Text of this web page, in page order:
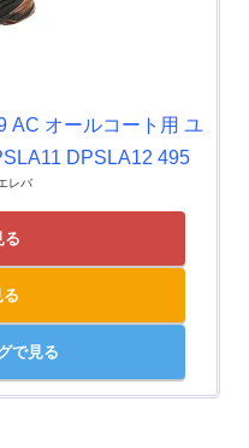
AC オールコート用 ユ
DPSLA12 495
レバ
る
で見る